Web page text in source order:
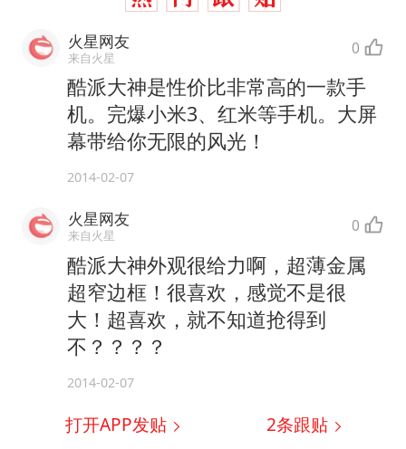
火星网友
来自火星 0
酷派大神是性价比非常高的一款手
机。完爆小米3、红米等手机。大屏
幕带给你无限的风光！
2014-02-07
火星网友
来自火星 0
酷派大神外观很给力啊，超薄金属
超窄边框！很喜欢，感觉不是很
大！超喜欢，就不知道抢得到
不？？？？
2014-02-07
打开APP发贴 2条跟贴